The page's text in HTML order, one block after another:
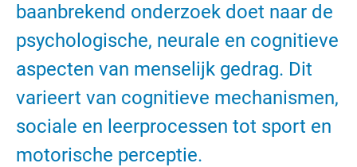
baanbrekend onderzoek doet naar de
psychologische, neurale en cognitieve
aspecten van menselijk gedrag. Dit
varieert van cognitieve mechanismen,
sociale en leerprocessen tot sport en
motorische perceptie.